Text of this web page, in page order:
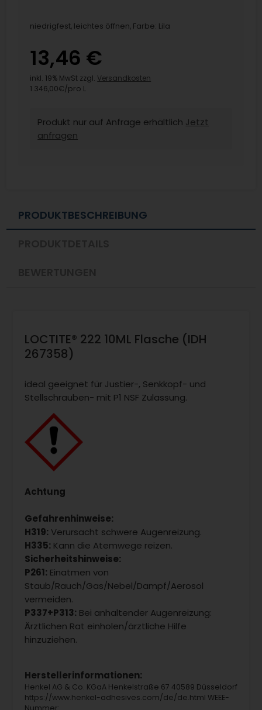
niedrigfest, leichtes öffnen, Farbe: Lila
13,46 €
inkl. 19% MwSt zzgl. Versandkosten
1.346,00€/pro L
Produkt nur auf Anfrage erhältlich Jetzt
anfragen
PRODUKTBESCHREIBUNG
LOCTITE® 222 10ML Flasche (IDH
267358)
ideal geeignet für Justier-, Senkkopf- und
Stellschrauben- mit P1 NSF Zulassung.
Achtung
Gefahrenhinweise:
H319: Verursacht schwere Augenreizung.
H335: Kann die Atemwege reizen.
Sicherheitshinweise:
P261: Einatmen von
Staub/Rauch/Gas/Nebel/Dampf/Aerosol
vermeiden.
P337+P313: Bei anhaltender Augenreizung:
Ärztlichen Rat einholen/ärztliche Hilfe
hinzuziehen.
Herstellerinformationen:
Henkel AG & Co. KGaA Henkelstraße 67 40589 Düsseldorf
https://www.henkel-adhesives.com/de/de.html WEEE-
Nummer: